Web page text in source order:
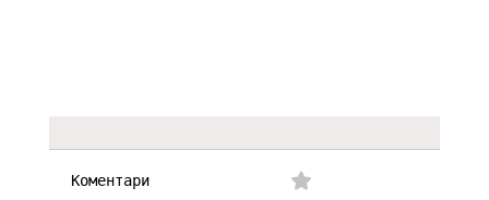
Коментари